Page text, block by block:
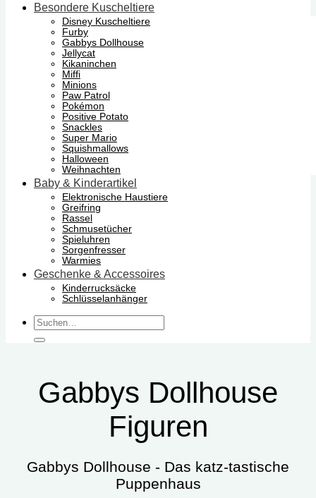
Besondere Kuscheltiere
Disney Kuscheltiere
Furby
Gabbys Dollhouse
Jellycat
Kikaninchen
Miffi
Minions
Paw Patrol
Pokémon
Positive Potato
Snackles
Super Mario
Squishmallows
Halloween
Weihnachten
Baby & Kinderartikel
Elektronische Haustiere
Greifring
Rassel
Schmusetücher
Spieluhren
Sorgenfresser
Warmies
Geschenke & Accessoires
Kinderrucksäcke
Schlüsselanhänger
Suchen
nach:
Gabbys Dollhouse
Figuren
Gabbys Dollhouse - Das katz-tastische
Puppenhaus